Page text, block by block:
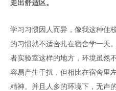
走出舒适区。
学习习惯因人而异，像我这种住
的习惯就不适合扎在宿舍学一天
者实验室这样的地方，环境虽然
容易产生干扰，但相比在宿舍里
精神。并且人多的环境下，无